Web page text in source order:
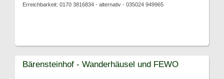
Erreichbarkeit: 0170 3816834 - alternativ - 035024 949965
Bärensteinhof - Wanderhäusel und FEWO